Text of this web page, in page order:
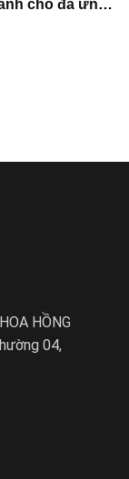
cho đa ứng
HỒNG
04,